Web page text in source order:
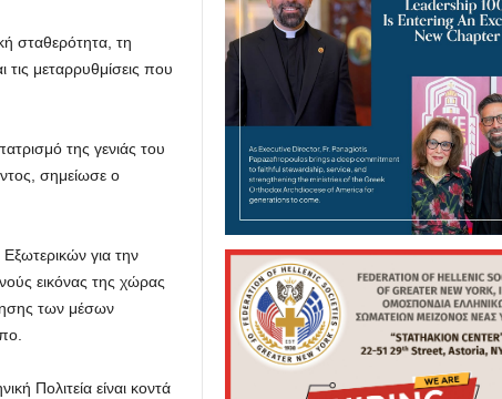
σταθερότητα, τη
μεταρρυθμίσεις που
της γενιάς του
σημείωσε ο
για την
εικόνας της χώρας
των μέσων
Πολιτεία είναι κοντά